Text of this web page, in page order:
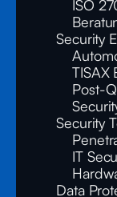
ISO
Security
TISAX
Post-
Security
IT
Data